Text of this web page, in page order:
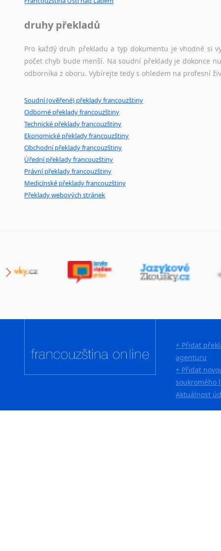
druhy překladů
Pro každý druh překladu a typ dokumentu je vhodné si
počet chyb bude menší. Na soudní překlady je dokonce
odborníka z oboru. Vybírejte tedy s ohledem na profesní
Soudní (ověřené) překlady francouzštiny
Odborné překlady francouzštiny
Technické překlady francouzštiny
Ekonomické překlady francouzštiny
Obchodní překlady francouzštiny
Úřední překlady francouzštiny
Právní překlady francouzštiny
Medicínské překlady francouzštiny
Překlady webových stránek
+ Přidat
agenturu
+ Přidat
soukromého
Aktuálnost